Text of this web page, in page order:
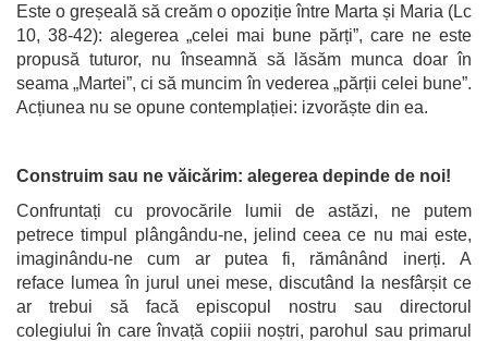
Este o greșeală să creăm o opoziție între Marta și Maria (Lc
10, 38-42): alegerea „celei mai bune părți”, care ne este
propusă tuturor, nu înseamnă să lăsăm munca doar în
seama „Martei”, ci să muncim în vederea „părții celei bune”.
Acțiunea nu se opune contemplației: izvorăște din ea.
Construim sau ne văicărim: alegerea depinde de noi!
Confruntați cu provocările lumii de astăzi, ne putem
petrece timpul plângându-ne, jelind ceea ce nu mai este,
imaginându-ne cum ar putea fi, rămânând inerți. A
reface lumea în jurul unei mese, discutând la nesfârșit ce
ar trebui să facă episcopul nostru sau directorul
colegiului în care învață copiii noștri, parohul sau primarul